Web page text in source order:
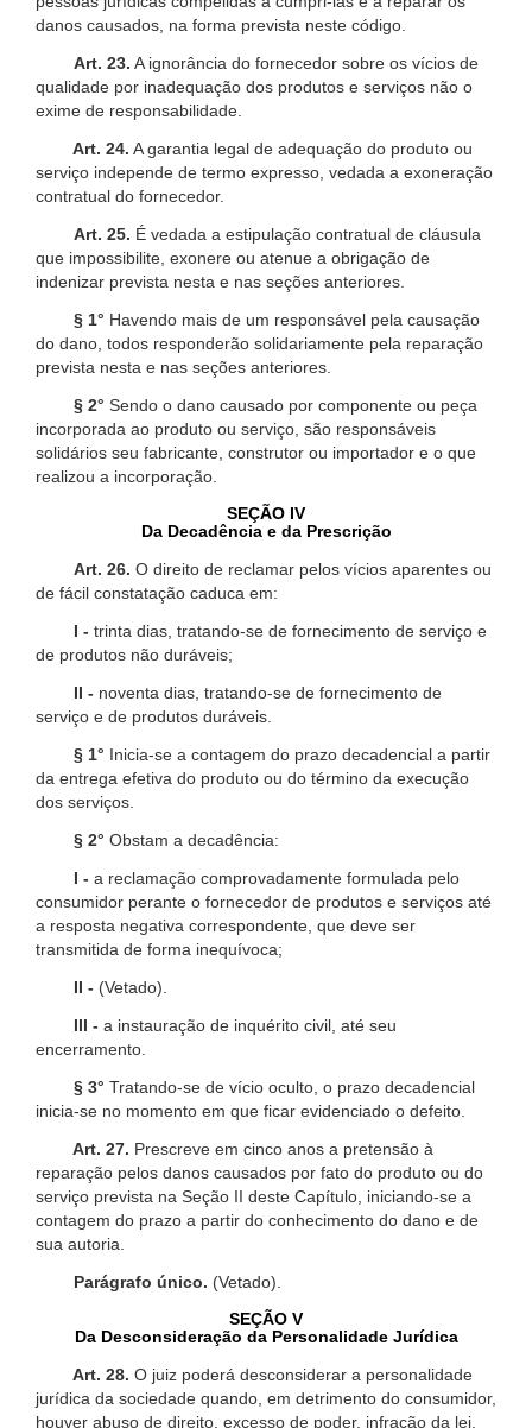
danos causados, na forma prevista neste código.
Art. 23. A ignorância do fornecedor sobre os vícios de
qualidade por inadequação dos produtos e serviços não o
exime de responsabilidade.
Art. 24. A garantia legal de adequação do produto ou
serviço independe de termo expresso, vedada a exoneração
contratual do fornecedor.
Art. 25. É vedada a estipulação contratual de cláusula
que impossibilite, exonere ou atenue a obrigação de
indenizar prevista nesta e nas seções anteriores.
§ 1° Havendo mais de um responsável pela causação
do dano, todos responderão solidariamente pela reparação
prevista nesta e nas seções anteriores.
§ 2° Sendo o dano causado por componente ou peça
incorporada ao produto ou serviço, são responsáveis
solidários seu fabricante, construtor ou importador e o que
realizou a incorporação.
SEÇÃO IV
Da Decadência e da Prescrição
Art. 26. O direito de reclamar pelos vícios aparentes ou
de fácil constatação caduca em:
I - trinta dias, tratando-se de fornecimento de serviço e
de produtos não duráveis;
II - noventa dias, tratando-se de fornecimento de
serviço e de produtos duráveis.
§ 1° Inicia-se a contagem do prazo decadencial a partir
da entrega efetiva do produto ou do término da execução
dos serviços.
§ 2° Obstam a decadência:
I - a reclamação comprovadamente formulada pelo
consumidor perante o fornecedor de produtos e serviços até
a resposta negativa correspondente, que deve ser
transmitida de forma inequívoca;
II - (Vetado).
III - a instauração de inquérito civil, até seu
encerramento.
§ 3° Tratando-se de vício oculto, o prazo decadencial
inicia-se no momento em que ficar evidenciado o defeito.
Art. 27. Prescreve em cinco anos a pretensão à
reparação pelos danos causados por fato do produto ou do
serviço prevista na Seção II deste Capítulo, iniciando-se a
contagem do prazo a partir do conhecimento do dano e de
sua autoria.
Parágrafo único. (Vetado).
SEÇÃO V
Da Desconsideração da Personalidade Jurídica
Art. 28. O juiz poderá desconsiderar a personalidade
jurídica da sociedade quando, em detrimento do consumidor,
houver abuso de direito, excesso de poder, infração da lei,